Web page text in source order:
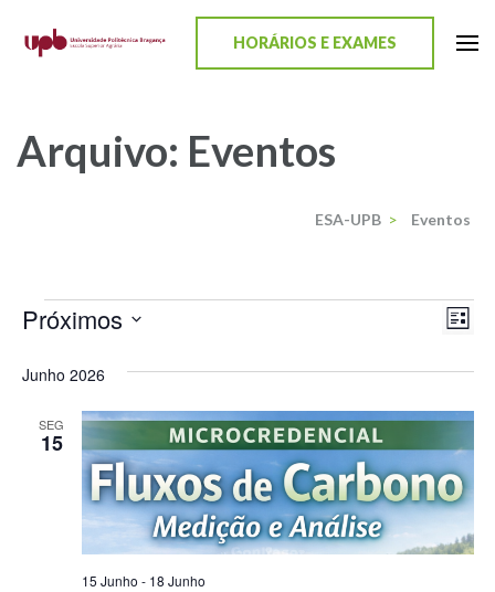
HORÁRIOS E EXAMES
Arquivo: Eventos
ESA-UPB > Eventos
de
de
Lista
Próximos
a
Junho 2026
SEG
15
15 Junho - 18 Junho